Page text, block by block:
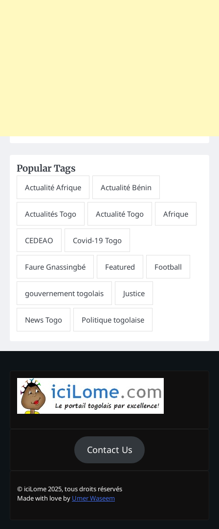
Popular Tags
Contact Us
© iciLome 2025, tous droits réservés
Made with love by Umer Waseem